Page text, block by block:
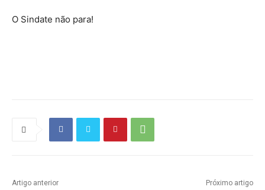
O Sindate não para!
Artigo anterior Próximo artigo